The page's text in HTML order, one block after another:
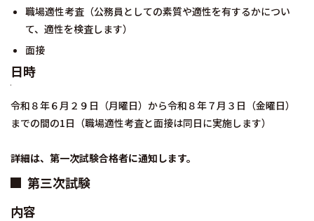
職場適性考査（公務員としての素質や適性を有するかについ
て、適性を検査します）
面接
日時
令和８年６月２９日（月曜日）から令和８年７月３日（金曜日）
までの間の1日（職場適性考査と面接は同日に実施します）
詳細は、第一次試験合格者に通知します。
第三次試験
内容